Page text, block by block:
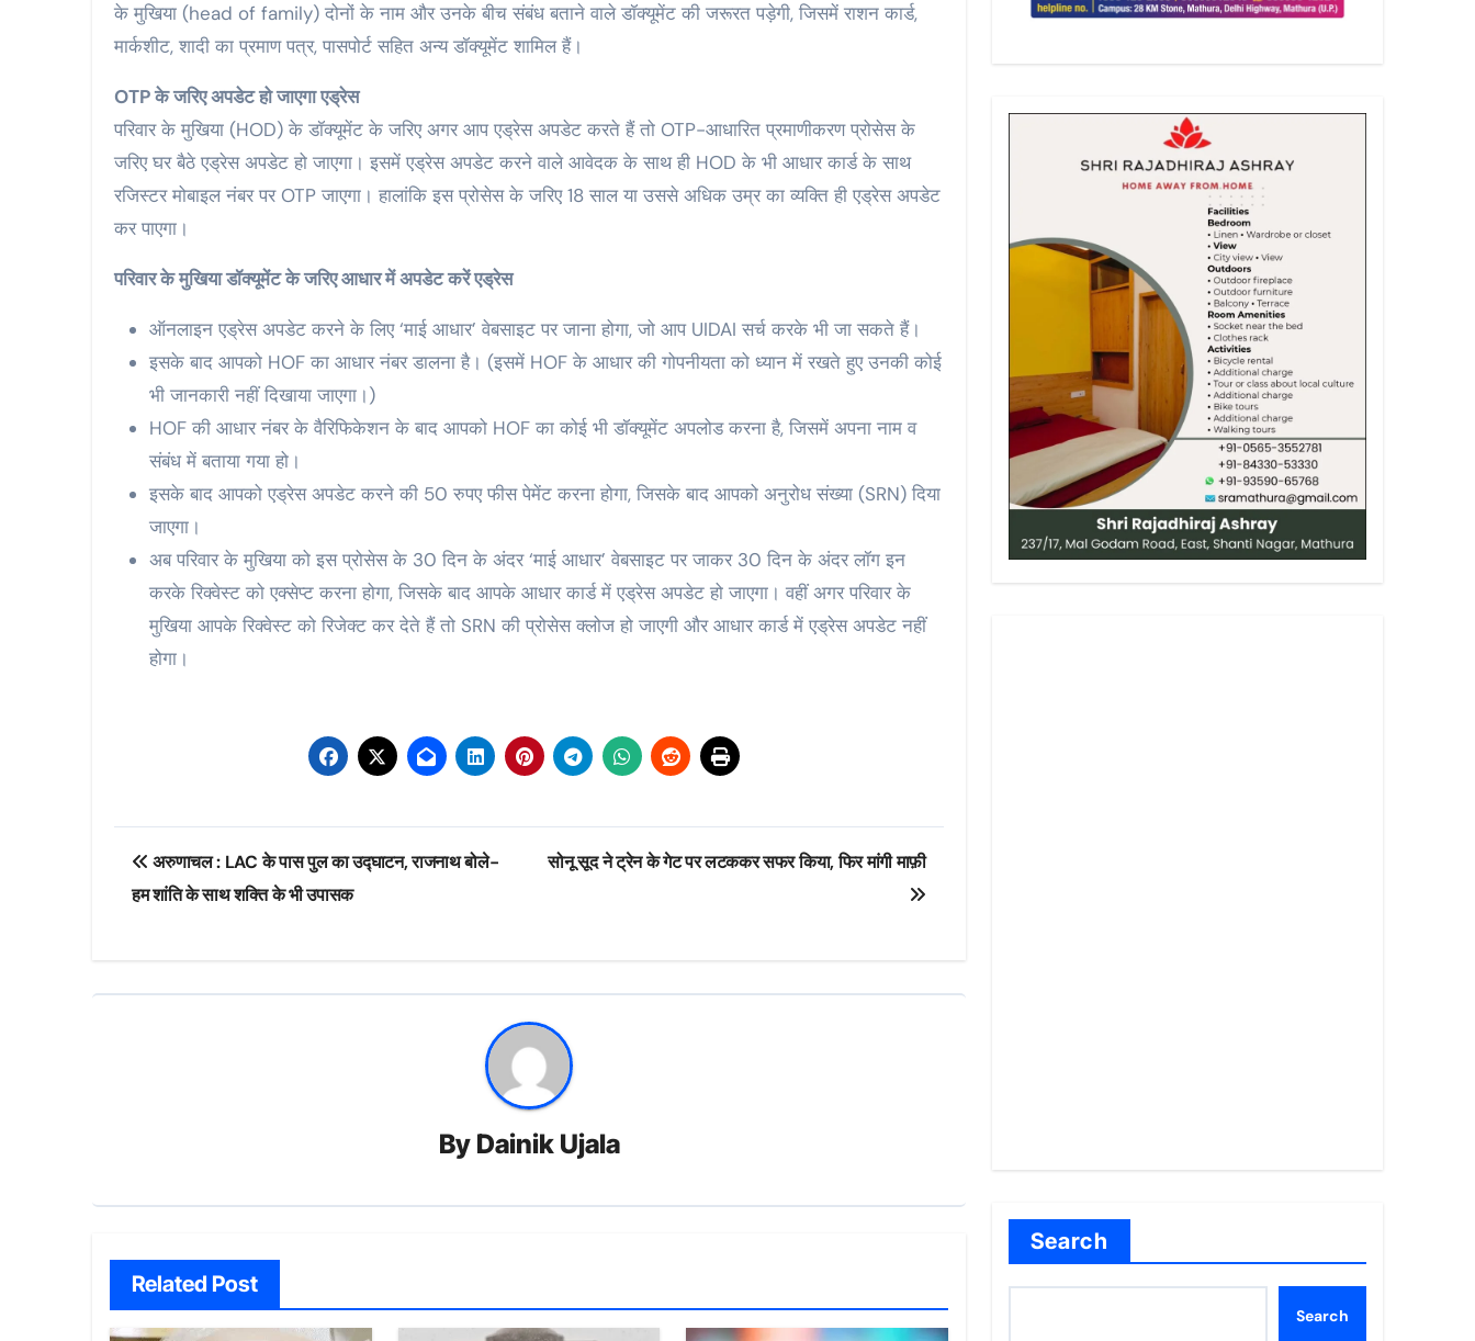
के मुखिया (head of family) दोनों के नाम और उनके बीच संबंध बताने वाले डॉक्यूमेंट की जरूरत पड़ेगी, जिसमें राशन कार्ड,
मार्कशीट, शादी का प्रमाण पत्र, पासपोर्ट सहित अन्य डॉक्यूमेंट शामिल हैं।
OTP के जरिए अपडेट हो जाएगा एड्रेस
परिवार के मुखिया (HOD) के डॉक्यूमेंट के जरिए अगर आप एड्रेस अपडेट करते हैं तो OTP-आधारित प्रमाणीकरण प्रोसेस के
जरिए घर बैठे एड्रेस अपडेट हो जाएगा। इसमें एड्रेस अपडेट करने वाले आवेदक के साथ ही HOD के भी आधार कार्ड के साथ
रजिस्टर मोबाइल नंबर पर OTP जाएगा। हालांकि इस प्रोसेस के जरिए 18 साल या उससे अधिक उम्र का व्यक्ति ही एड्रेस अपडेट
कर पाएगा।
परिवार के मुखिया डॉक्यूमेंट के जरिए आधार में अपडेट करें एड्रेस
ऑनलाइन एड्रेस अपडेट करने के लिए ‘माई आधार’ वेबसाइट पर जाना होगा, जो आप UIDAI सर्च करके भी जा सकते हैं।
इसके बाद आपको HOF का आधार नंबर डालना है। (इसमें HOF के आधार की गोपनीयता को ध्यान में रखते हुए उनकी कोई
भी जानकारी नहीं दिखाया जाएगा।)
HOF की आधार नंबर के वैरिफिकेशन के बाद आपको HOF का कोई भी डॉक्यूमेंट अपलोड करना है, जिसमें अपना नाम व
संबंध में बताया गया हो।
इसके बाद आपको एड्रेस अपडेट करने की 50 रुपए फीस पेमेंट करना होगा, जिसके बाद आपको अनुरोध संख्या (SRN) दिया
जाएगा।
अब परिवार के मुखिया को इस प्रोसेस के 30 दिन के अंदर ‘माई आधार’ वेबसाइट पर जाकर 30 दिन के अंदर लॉग इन
करके रिक्वेस्ट को एक्सेप्ट करना होगा, जिसके बाद आपके आधार कार्ड में एड्रेस अपडेट हो जाएगा। वहीं अगर परिवार के
मुखिया आपके रिक्वेस्ट को रिजेक्ट कर देते हैं तो SRN की प्रोसेस क्लोज हो जाएगी और आधार कार्ड में एड्रेस अपडेट नहीं
होगा।
Post
navigation
अरुणाचल : LAC के पास पुल का उद्घाटन, राजनाथ बोले-
हम शांति के साथ शक्ति के भी उपासक
सोनू सूद ने ट्रेन के गेट पर लटककर सफर किया, फिर मांगी माफ़ी
By Dainik Ujala
Related Post
Search
Search